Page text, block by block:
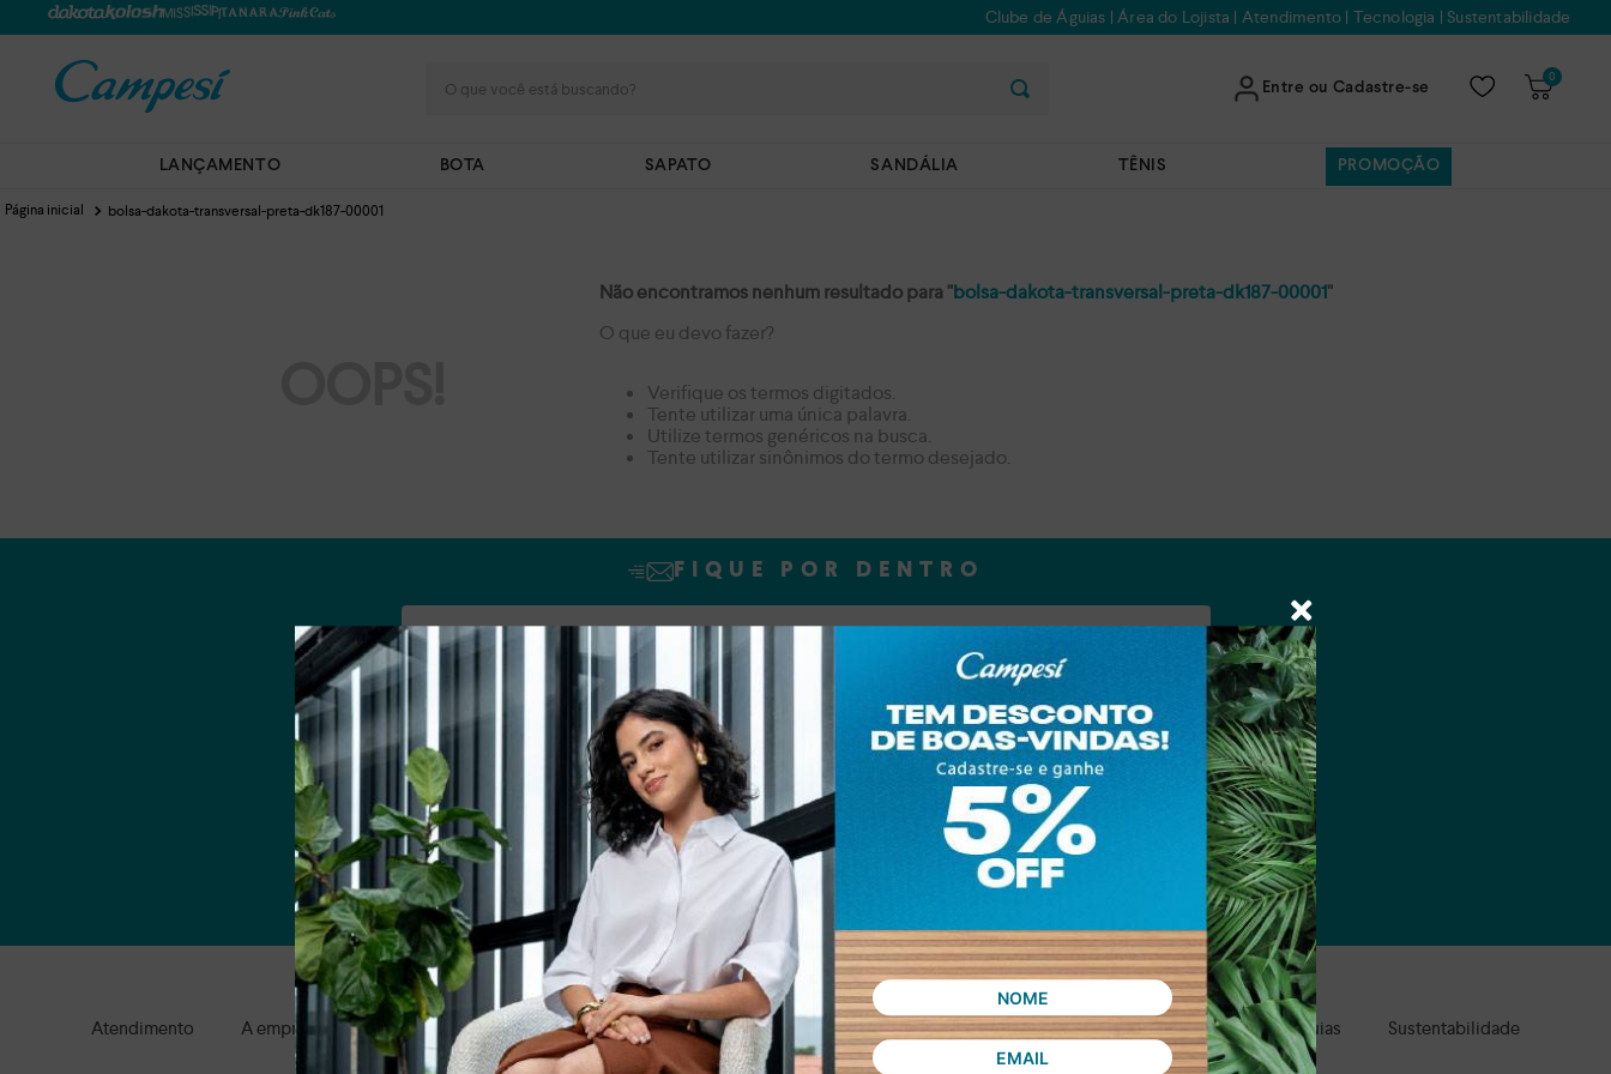
Clube de Águias |Área do Lojista | Atendimento| Tecnologia |Sustentabilidade
Entre ou Cadastre-se
0
LANÇAMENTO BOTA SAPATO SANDÁLIA TÊNIS PROMOÇÃO
bolsa-dakota-transversal-preta-dk187-00001
Não encontramos nenhum resultado para "bolsa-dakota-transversal-preta-dk187-00001"
O que eu devo fazer?
Verifique os termos digitados.
Tente utilizar uma única palavra.
Utilize termos genéricos na busca.
Tente utilizar sinônimos do termo desejado.
FIQUE POR DENTRO
Nome
Email
Ao clicar em ASSINAR declaro que concordo em receber novidades e promoções da Dakota e suas marcas.
Confira nossa Política de privacidade
ASSINAR
Atendimento A empresa Condições gerais de compra Política de privacidade Troca e Devolução Vale Presente Clube de Águias Sustentabilidade